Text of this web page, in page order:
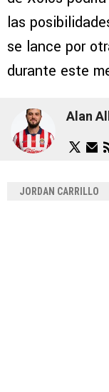
las
se lance por
durante este
Alan
JORDAN CARRILLO